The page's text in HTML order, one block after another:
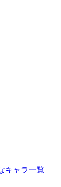
キャラ一覧